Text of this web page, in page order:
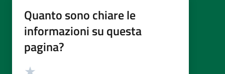
Quanto sono chiare le
informazioni su questa
pagina?
Valutazione